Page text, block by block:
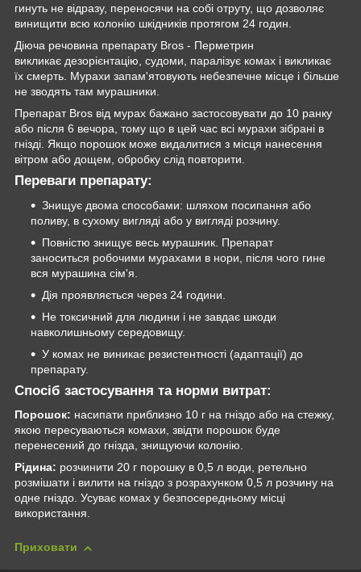
гинуть не відразу, переносячи на собі отруту, що дозволяє
винищити всю колонію шкідників протягом 24 годин.
Діюча речовина препарату Bros - Перметрин
викликає дезорієнтацію, судоми, паралізує комах і викликає
їх смерть. Мурахи запам'ятовують небезпечне місце і більше
не зводять там мурашники.
Препарат Bros від мурах бажано застосовувати до 10 ранку
або після 6 вечора, тому що в цей час всі мурахи зібрані в
гнізді. Якщо порошок може видалитися з місця нанесення
вітром або дощем, обробку слід повторити.
Переваги препарату:
Знищує двома способами: шляхом посипання або
поливу, в сухому вигляді або у вигляді розчину.
Повністю знищує весь мурашник. Препарат
заноситься робочими мурахами в нори, після чого гине
вся мурашина сім'я.
Дія проявляється через 24 години.
Не токсичний для людини і не завдає шкоди
навколишньому середовищу.
У комах не виникає резистентності (адаптації) до
препарату.
Спосіб застосування та норми витрат:
Порошок: насипати приблизно 10 г на гніздо або на стежку,
якою пересуваються комахи, звідти порошок буде
перенесений до гнізда, знищуючи колонію.
Рідина: розчинити 20 г порошку в 0,5 л води, ретельно
розмішати і вилити на гніздо з розрахунком 0,5 л розчину на
одне гніздо. Усуває комах у безпосередньому місці
використання.
Приховати